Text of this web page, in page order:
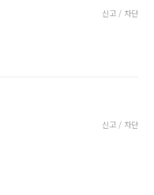
신고 / 차단
신고 / 차단